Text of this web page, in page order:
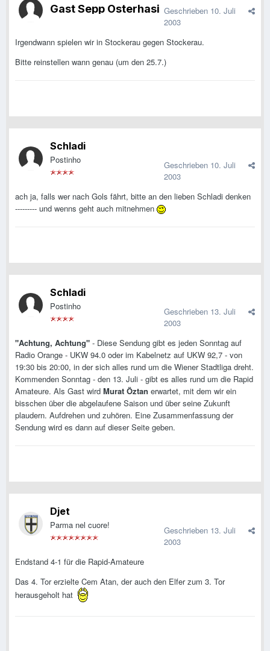
Gast Sepp Osterhasi Geschrieben 10. Juli
2003
Irgendwann spielen wir in Stockerau gegen Stockerau.
Bitte reinstellen wann genau (um den 25.7.)
Schladi
Postinho Geschrieben 10. Juli
2003
ach ja, falls wer nach Gols fährt, bitte an den lieben Schladi denken
--------- und wenns geht auch mitnehmen
Schladi
Postinho Geschrieben 13. Juli
2003
"Achtung, Achtung" - Diese Sendung gibt es jeden Sonntag auf
Radio Orange - UKW 94.0 oder im Kabelnetz auf UKW 92,7 - von
19:30 bis 20:00, in der sich alles rund um die Wiener Stadtliga dreht.
Kommenden Sonntag - den 13. Juli - gibt es alles rund um die Rapid
Amateure. Als Gast wird Murat Öztan erwartet, mit dem wir ein
bisschen über die abgelaufene Saison und über seine Zukunft
plaudern. Aufdrehen und zuhören. Eine Zusammenfassung der
Sendung wird es dann auf dieser Seite geben.
Djet
Parma nel cuore! Geschrieben 13. Juli
2003
Endstand 4-1 für die Rapid-Amateure
Das 4. Tor erzielte Cem Atan, der auch den Elfer zum 3. Tor
herausgeholt hat